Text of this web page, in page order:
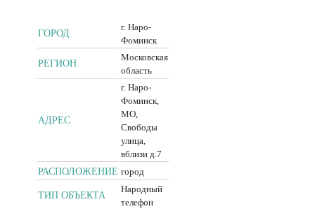
ГОРОД
г. Наро-
Фоминск
РЕГИОН
Московская
область
АДРЕС
г. Наро-
Фоминск,
МО,
Свободы
улица,
вблизи д.7
РАСПОЛОЖЕНИЕ город
ТИП ОБЪЕКТА
Народный
телефон